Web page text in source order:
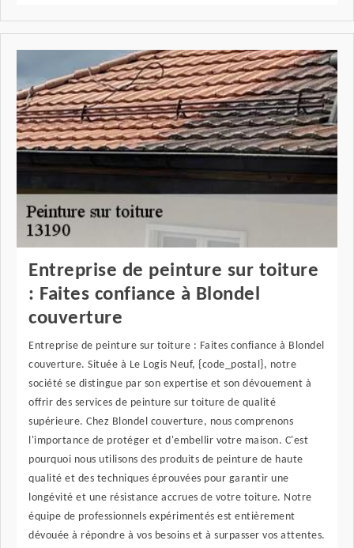
Entreprise de peinture sur toiture
: Faites confiance à Blondel
couverture
Entreprise de peinture sur toiture : Faites confiance à Blondel
couverture. Située à Le Logis Neuf, {code_postal}, notre
société se distingue par son expertise et son dévouement à
offrir des services de peinture sur toiture de qualité
supérieure. Chez Blondel couverture, nous comprenons
l'importance de protéger et d'embellir votre maison. C'est
pourquoi nous utilisons des produits de peinture de haute
qualité et des techniques éprouvées pour garantir une
longévité et une résistance accrues de votre toiture. Notre
équipe de professionnels expérimentés est entièrement
dévouée à répondre à vos besoins et à surpasser vos attentes.